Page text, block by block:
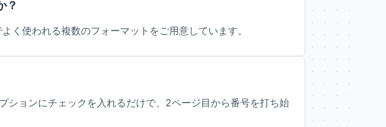
？
使われる複数のフォーマットをご用意しています。
ションにチェックを入れるだけで、2ページ目から番号を打ち始